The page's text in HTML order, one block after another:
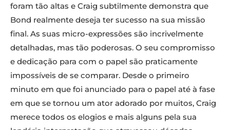
foram tão altas e Craig subtilmente demonstra que
Bond realmente deseja ter sucesso na sua missão
final. As suas micro-expressões são incrivelmente
detalhadas, mas tão poderosas. O seu compromisso
e dedicação para com o papel são praticamente
impossíveis de se comparar. Desde o primeiro
minuto em que foi anunciado para o papel até à fase
em que se tornou um ator adorado por muitos, Craig
merece todos os elogios e mais alguns pela sua